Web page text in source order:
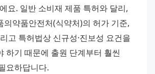
요. 일반 소비재 제품 특허와 달리,
의약품안전처(식약처)의 허가 기준,
고 특허법상 신규성·진보성 요건을
하기 때문에 출원 단계부터 훨씬
요하답니다.